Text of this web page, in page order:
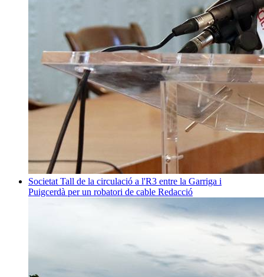
Societat Tall de la circulació a l'R3 entre la Garriga i
Puigcerdà per un robatori de cable Redacció